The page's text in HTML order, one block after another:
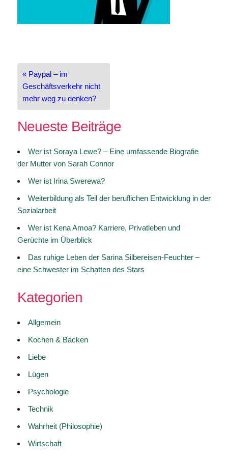
Beitragsnavigation
« Paypal – im
Geschäftsverkehr nicht
mehr weg zu denken?
Neueste Beiträge
Wer ist Soraya Lewe? – Eine umfassende Biografie
der Mutter von Sarah Connor
Wer ist Irina Swerewa?
Weiterbildung als Teil der beruflichen Entwicklung in der
Sozialarbeit
Wer ist Kena Amoa? Karriere, Privatleben und
Gerüchte im Überblick
Das ruhige Leben der Sarina Silbereisen-Feuchter –
eine Schwester im Schatten des Stars
Kategorien
Allgemein
Kochen & Backen
Liebe
Lügen
Psychologie
Technik
Wahrheit (Philosophie)
Wirtschaft